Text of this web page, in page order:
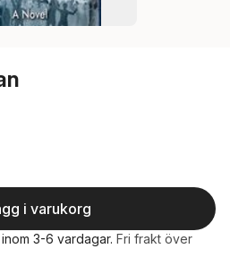
i varukorg
inom 3-6 vardagar. Fri frakt över